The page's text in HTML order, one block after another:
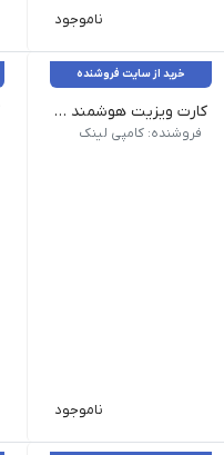
ناموجود
خرید از سایت فروشنده
کارت ویزیت هوشمند QR _ کتان امباس طلاکوب طرح لمینت جنس: گلاسه 300 گرم کُره‌ای
فروشنده: کامپی لینک
ناموجود